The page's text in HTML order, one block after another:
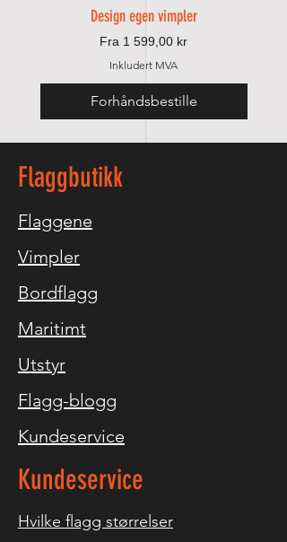
Design egen vimpler
Fra 1 599,00 kr
Salgspris
Inkludert MVA
Forhåndsbestille
Flaggbutikk
Flaggene
Vimpler
Bordflagg
Maritimt
Utstyr
Flagg-blogg
Kundeservice
Kundeservice
Hvilke flagg størrelser